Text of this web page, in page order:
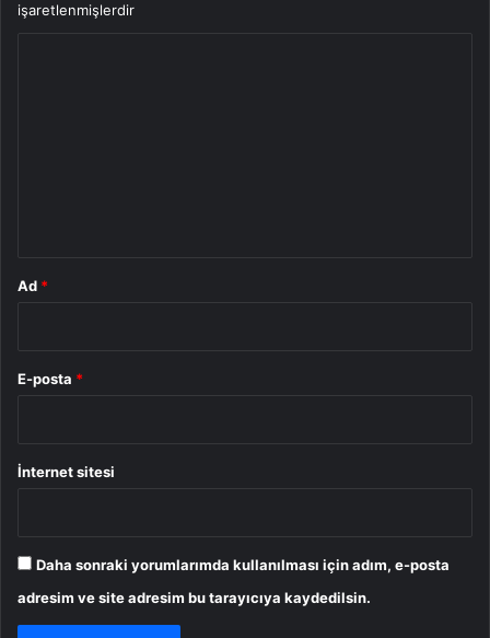
işaretlenmişlerdir
Ad *
E-posta *
İnternet sitesi
Daha sonraki yorumlarımda kullanılması için adım, e-posta
adresim ve site adresim bu tarayıcıya kaydedilsin.